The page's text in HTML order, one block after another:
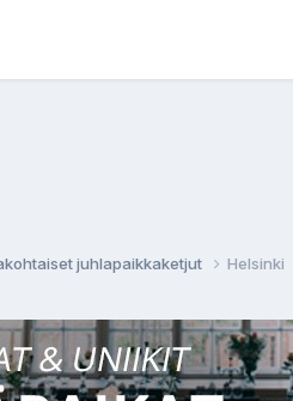
juhlapaikkaketjut Helsinki